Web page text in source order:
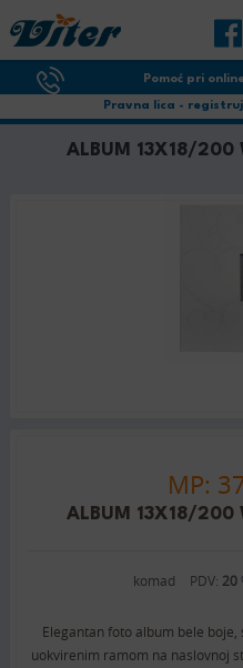
Pomoć pri
Pravna lica -
ALBUM 13X18/200
MP:
ALBUM 13X18/200
komad PDV: 20
Elegantan foto album bele
uokvirenim ramom na naslovnoj